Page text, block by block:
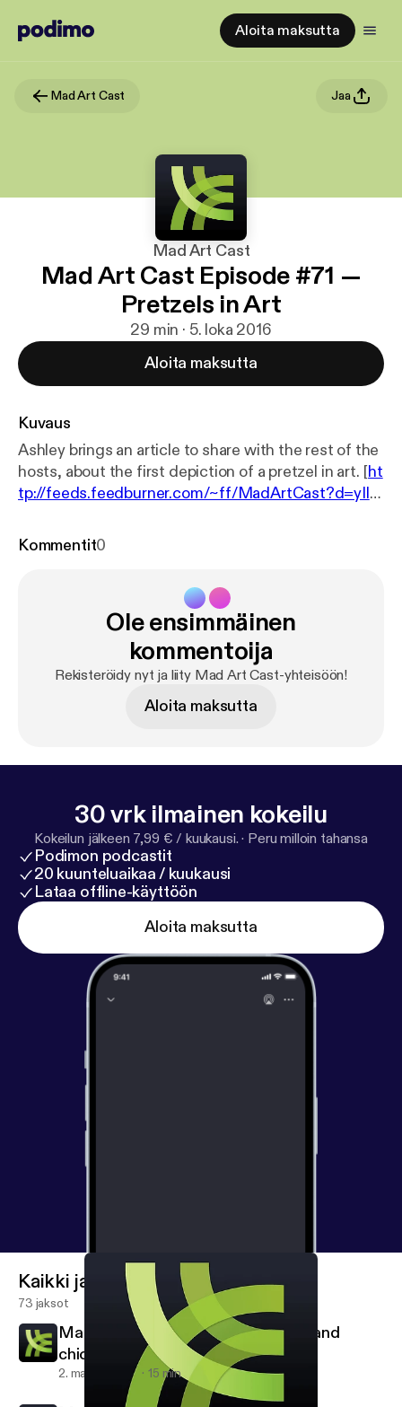
Aloita maksutta
Mad Art Cast Jaa
Mad Art Cast
Mad Art Cast Episode #71 —
Pretzels in Art
29 min · 5. loka 2016
Aloita maksutta
Kuvaus
Ashley brings an article to share with the rest of the
hosts, about the first depiction of a pretzel in art. [ht
tp://feeds.feedburner.com/~ff/MadArtCast?d=yIl2
tCast?a=F4cvmEvedlE:-3OO8QIX1ho:yIl2AUoC8z
Kommentit0
Ole ensimmäinen
kommentoija
Rekisteröidy nyt ja liity Mad Art Cast-yhteisöön!
Aloita maksutta
30 vrk ilmainen kokeilu
Kokeilun jälkeen 7,99 € / kuukausi. · Peru milloin tahansa
Podimon podcastit
20 kuunteluaikaa / kuukausi
Lataa offline-käyttöön
Aloita maksutta
Kaikki jaksot
73 jaksot
Mad Art Cast Episode #73 – Chick and
chicks who vote
2. marras 2016 15 min